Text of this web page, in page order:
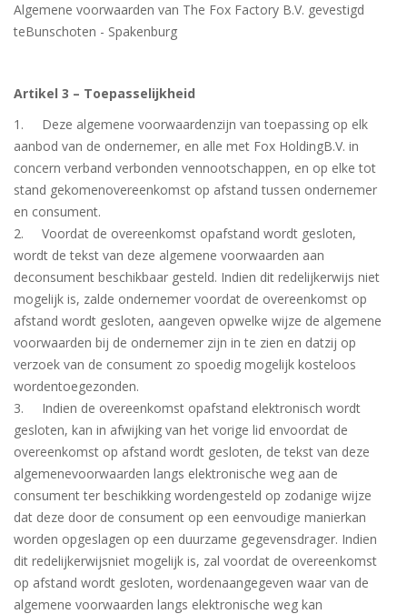
Algemene voorwaarden van The Fox Factory B.V. gevestigd
teBunschoten - Spakenburg
Artikel 3 – Toepasselijkheid
1. Deze algemene voorwaardenzijn van toepassing op elk
aanbod van de ondernemer, en alle met Fox HoldingB.V. in
concern verband verbonden vennootschappen, en op elke tot
stand gekomenovereenkomst op afstand tussen ondernemer
en consument.
2. Voordat de overeenkomst opafstand wordt gesloten,
wordt de tekst van deze algemene voorwaarden aan
deconsument beschikbaar gesteld. Indien dit redelijkerwijs niet
mogelijk is, zalde ondernemer voordat de overeenkomst op
afstand wordt gesloten, aangeven opwelke wijze de algemene
voorwaarden bij de ondernemer zijn in te zien en datzij op
verzoek van de consument zo spoedig mogelijk kosteloos
wordentoegezonden.
3. Indien de overeenkomst opafstand elektronisch wordt
gesloten, kan in afwijking van het vorige lid envoordat de
overeenkomst op afstand wordt gesloten, de tekst van deze
algemenevoorwaarden langs elektronische weg aan de
consument ter beschikking wordengesteld op zodanige wijze
dat deze door de consument op een eenvoudige manierkan
worden opgeslagen op een duurzame gegevensdrager. Indien
dit redelijkerwijsniet mogelijk is, zal voordat de overeenkomst
op afstand wordt gesloten, wordenaangegeven waar van de
algemene voorwaarden langs elektronische weg kan